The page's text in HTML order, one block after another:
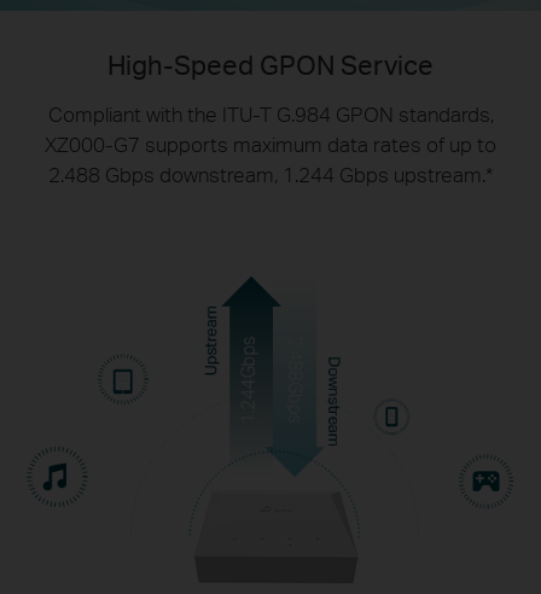
High-Speed GPON Service
Compliant with the ITU-T G.984 GPON standards,
XZ000-G7 supports maximum data rates of up to
2.488 Gbps downstream, 1.244 Gbps upstream.*